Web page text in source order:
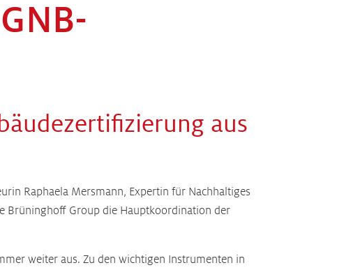
aus
Raphaela Mersmann, Expertin für Nachhaltiges
Brüninghoff Group die Hauptkoordination der
weiter aus. Zu den wichtigen Instrumenten in